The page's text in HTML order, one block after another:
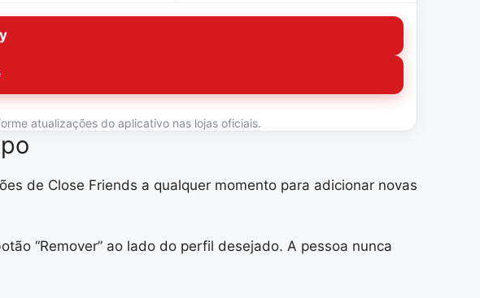
atualizações do aplicativo nas lojas oficiais.
de Close Friends a qualquer momento para adicionar novas
“Remover” ao lado do perfil desejado. A pessoa nunca